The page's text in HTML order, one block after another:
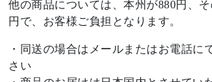
他の商品については、本州が880円、
円で、お客様ご負担となります。
・同送の場合はメールまたはお電話に
さい